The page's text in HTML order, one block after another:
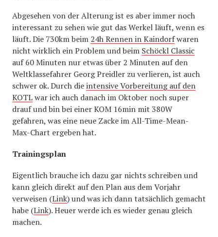
Abgesehen von der Alterung ist es aber immer noch
interessant zu sehen wie gut das Werkel läuft, wenn es
läuft. Die 730km beim 24h Rennen in Kaindorfwaren
nicht wirklich ein Problem und beim Schöckl Classic
auf 60 Minuten nur etwas über 2 Minuten auf den
Weltklassefahrer Georg Preidler zu verlieren, ist auch
schwer ok. Durch dieintensive Vorbereitung auf den
KOTLwar ich auch danach im Oktober noch super
drauf und bin bei einer KOM 16min mit 380W
gefahren, was eine neue Zacke im All-Time-Mean-
Max-Chart ergeben hat.
Trainingsplan
Eigentlich brauche ich dazu gar nichts schreiben und
kann gleich direkt auf den Plan aus dem Vorjahr
verweisen (Link) und was ich dann tatsächlich gemacht
habe (Link). Heuer werde ich es wieder genau gleich
machen.